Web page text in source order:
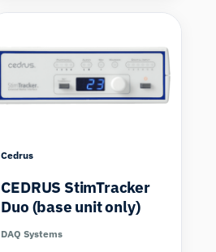
Cedrus
CEDRUS StimTracker
Duo (base unit only)
DAQ Systems